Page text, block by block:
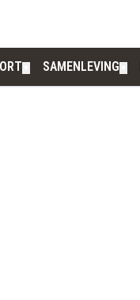
SAMENLEVING